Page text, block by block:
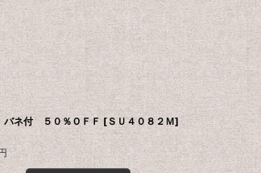
ネ付 ５０％ＯＦＦ [ＳＵ４０８２Ｍ]